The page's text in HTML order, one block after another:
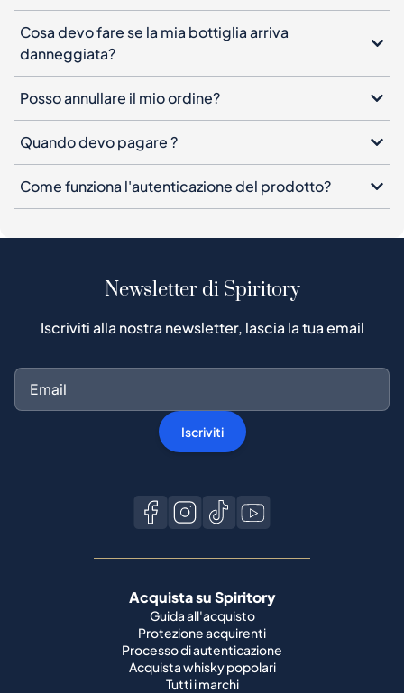
Cosa devo fare se la mia bottiglia arriva
danneggiata?
Posso annullare il mio ordine?
Quando devo pagare ?
Come funziona l'autenticazione del prodotto?
Newsletter di Spiritory
Iscriviti alla nostra newsletter, lascia la tua email
Iscriviti
Acquista su Spiritory
Guida all'acquisto
Protezione acquirenti
Processo di autenticazione
Acquista whisky popolari
Tutti i marchi